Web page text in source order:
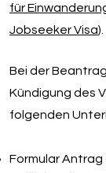
für
Jobseeker Visa).
Bei der
Kündigung des
folgenden
Formular